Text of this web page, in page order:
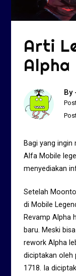
Arti
Alpha
By
Bagi yang
Alfa Mobile
menyediakan
Setelah
di Mobile
Revamp Alpha
baru. Meski
rework Alpha
diciptakan oleh
1718. Ia